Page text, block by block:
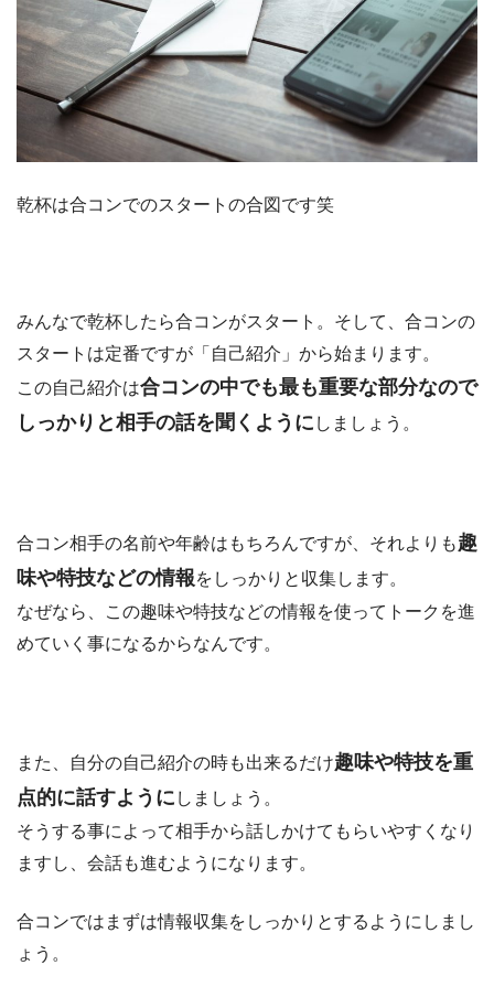
乾杯は合コンでのスタートの合図です笑
みんなで乾杯したら合コンがスタート。そして、合コンの
スタートは定番ですが「自己紹介」から始まります。
この自己紹介は合コンの中でも最も重要な部分なので
しっかりと相手の話を聞くように しましょう。
合コン相手の名前や年齢はもちろんですが、それよりも趣
味や特技などの情報をしっかりと収集します。
なぜなら、この趣味や特技などの情報を使ってトークを進
めていく事になるからなんです。
また、自分の自己紹介の時も出来るだけ趣味や特技を重
点的に話すように しましょう。
そうする事によって相手から話しかけてもらいやすくなり
ますし、会話も進むようになります。
合コンではまずは情報収集をしっかりとするようにしまし
ょう。